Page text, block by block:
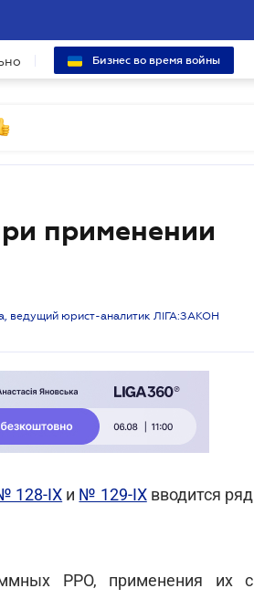
Бизнес во время войны
применении
ведущий юрист-аналитик ЛІГА:ЗАКОН
128-IX и № 129-ІХвводится ряд
РРО, применения их с